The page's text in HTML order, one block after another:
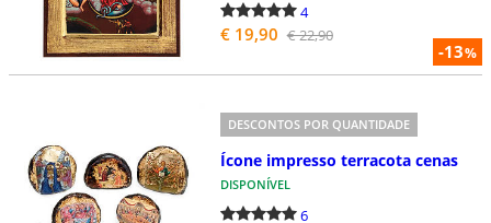
-13%
4
€ 19,90 € 22,90
DESCONTOS POR QUANTIDADE
Ícone impresso terracota cenas
DISPONÍVEL
6